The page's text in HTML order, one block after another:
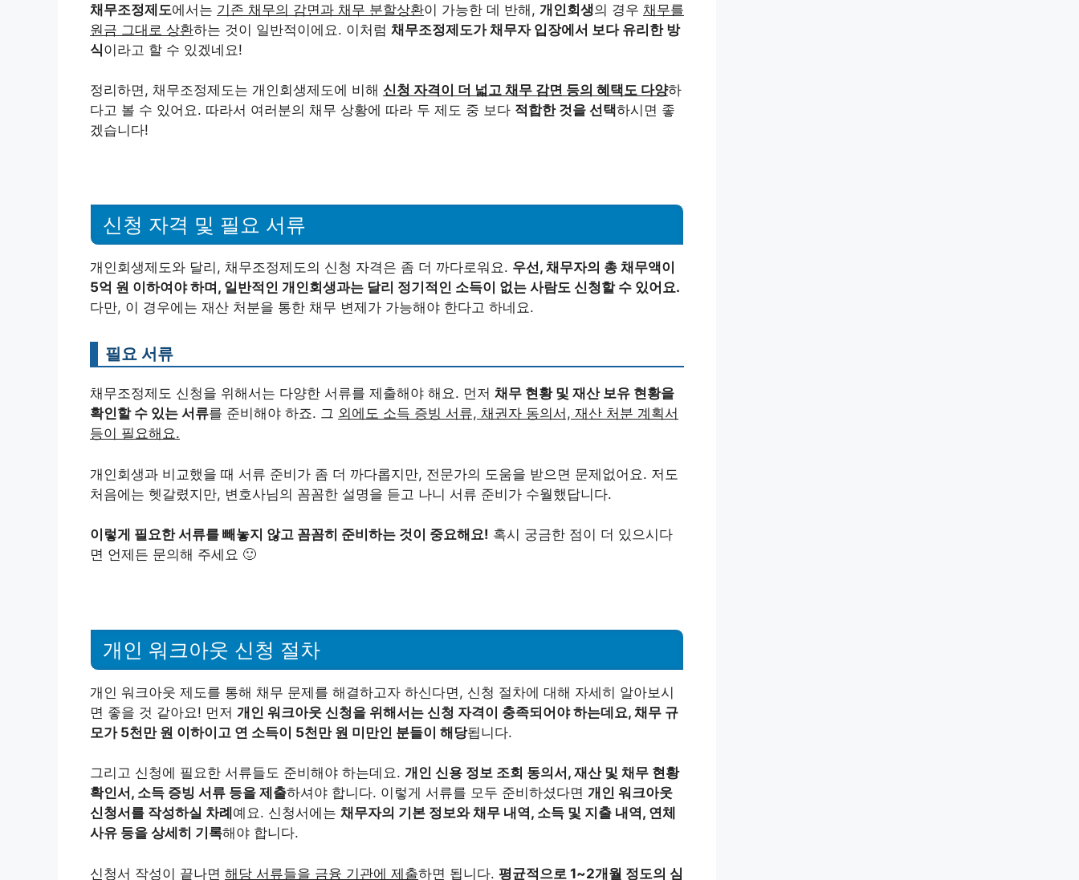
채무조정제도에서는 기존 채무의 감면과 채무 분할상환이 가능한 데 반해, 개인회생의 경우 채무를
원금 그대로 상환하는 것이 일반적이에요. 이처럼 채무조정제도가 채무자 입장에서 보다 유리한 방
식이라고 할 수 있겠네요!
정리하면, 채무조정제도는 개인회생제도에 비해 신청 자격이 더 넓고 채무 감면 등의 혜택도 다양하
다고 볼 수 있어요. 따라서 여러분의 채무 상황에 따라 두 제도 중 보다 적합한 것을 선택하시면 좋
겠습니다!
신청 자격 및 필요 서류
개인회생제도와 달리, 채무조정제도의 신청 자격은 좀 더 까다로워요. 우선, 채무자의 총 채무액이
5억 원 이하여야 하며, 일반적인 개인회생과는 달리 정기적인 소득이 없는 사람도 신청할 수 있어요.
다만, 이 경우에는 재산 처분을 통한 채무 변제가 가능해야 한다고 하네요.
필요 서류
채무조정제도 신청을 위해서는 다양한 서류를 제출해야 해요. 먼저 채무 현황 및 재산 보유 현황을
확인할 수 있는 서류를 준비해야 하죠. 그 외에도 소득 증빙 서류, 채권자 동의서, 재산 처분 계획서
등이 필요해요.
개인회생과 비교했을 때 서류 준비가 좀 더 까다롭지만, 전문가의 도움을 받으면 문제없어요. 저도
처음에는 헷갈렸지만, 변호사님의 꼼꼼한 설명을 듣고 나니 서류 준비가 수월했답니다.
이렇게 필요한 서류를 빼놓지 않고 꼼꼼히 준비하는 것이 중요해요! 혹시 궁금한 점이 더 있으시다
면 언제든 문의해 주세요 🙂
개인 워크아웃 신청 절차
개인 워크아웃 제도를 통해 채무 문제를 해결하고자 하신다면, 신청 절차에 대해 자세히 알아보시
면 좋을 것 같아요! 먼저 개인 워크아웃 신청을 위해서는 신청 자격이 충족되어야 하는데요, 채무 규
모가 5천만 원 이하이고 연 소득이 5천만 원 미만인 분들이 해당됩니다.
그리고 신청에 필요한 서류들도 준비해야 하는데요. 개인 신용 정보 조회 동의서, 재산 및 채무 현황
확인서, 소득 증빙 서류 등을 제출하셔야 합니다. 이렇게 서류를 모두 준비하셨다면 개인 워크아웃
신청서를 작성하실 차례 예요. 신청서에는 채무자의 기본 정보와 채무 내역, 소득 및 지출 내역, 연체
사유 등을 상세히 기록해야 합니다.
신청서 작성이 끝나면 해당 서류들을 금융 기관에 제출하면 됩니다. 평균적으로 1~2개월 정도의 심